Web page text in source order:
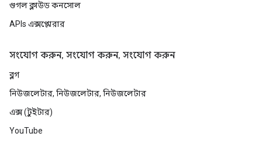
গুগল ক্লাউড কনসোল
APIs এক্সপ্লোরার
সংযোগ করুন, সংযোগ করুন, সংযোগ করুন
ব্লগ
নিউজলেটার, নিউজলেটার, নিউজলেটার
এক্স (টুইটার)
YouTube